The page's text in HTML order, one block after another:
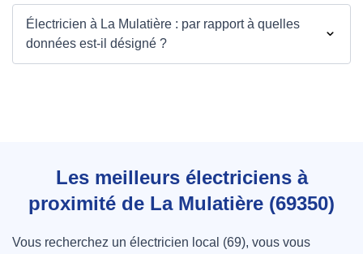
Électricien à La Mulatière : par rapport à quelles
données est-il désigné ?
Les meilleurs électriciens à
proximité de La Mulatière (69350)
Vous recherchez un électricien local (69), vous vous